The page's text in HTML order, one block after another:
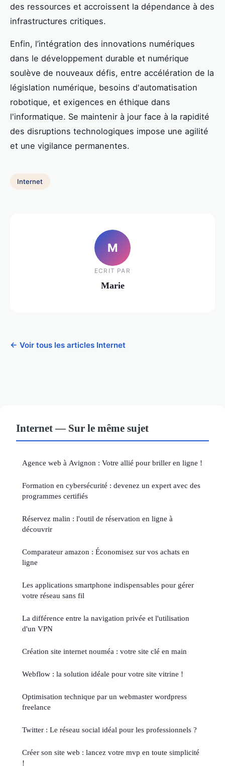
des ressources et accroissent la dépendance à des
infrastructures critiques.
Enfin, l’intégration des innovations numériques
dans le développement durable et numérique
soulève de nouveaux défis, entre accélération de la
législation numérique, besoins d'automatisation
robotique, et exigences en éthique dans
l'informatique. Se maintenir à jour face à la rapidité
des disruptions technologiques impose une agilité
et une vigilance permanentes.
Internet
M
ECRIT PAR
Marie
← Voir tous les articles Internet
Internet — Sur le même sujet
Agence web à Avignon : Votre allié pour briller en ligne !
Formation en cybersécurité : devenez un expert avec des
programmes certifiés
Réservez malin : l'outil de réservation en ligne à
découvrir
Comparateur amazon : Économisez sur vos achats en
ligne
Les applications smartphone indispensables pour gérer
votre réseau sans fil
La différence entre la navigation privée et l'utilisation
d'un VPN
Création site internet nouméa : votre site clé en main
Webflow : la solution idéale pour votre site vitrine !
Optimisation technique par un webmaster wordpress
freelance
Twitter : Le réseau social idéal pour les professionnels ?
Créer son site web : lancez votre mvp en toute simplicité
!